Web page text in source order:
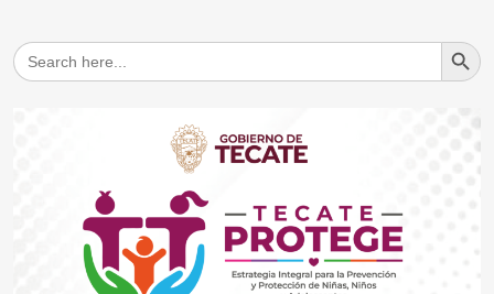
Search
for:
Search